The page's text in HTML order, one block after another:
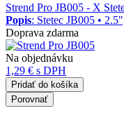
Strend Pro JB005 - X
Popis: Stetec JB005 •
Doprava zdarma
Na objednávku
1,29 € s DPH
Pridať do košíka
Porovnať